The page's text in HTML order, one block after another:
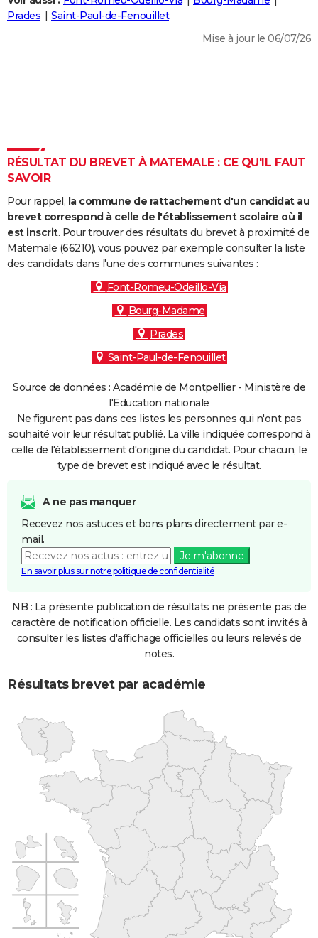
Destinations
City break
Voyage nature
Voyage de noces
Forum
Climat
+
PHOTO
Dictionnaire
Biographies
Citations
Expressions
Proverbes
PROGRAMME TV
S'inscrire
Se connecter
Lycées
Collèges
Primaires
Universités
Entreprises
Service militaire
Avis de recherche
AVIS DE DÉCÈS
FORUM
Prades
Saint-Paul-de-Fenouillet
Mise à jour le 06/07/26
RÉSULTAT DU BREVET À MATEMALE : CE QU'IL FAUT
SAVOIR
Pour rappel, la commune de rattachement d'un candidat au
brevet correspond à celle de l'établissement scolaire où il
est inscrit. Pour trouver des résultats du brevet à proximité de
Matemale (66210), vous pouvez par exemple consulter la liste
des candidats dans l'une des communes suivantes :
Font-Romeu-Odeillo-Via
Bourg-Madame
Prades
Saint-Paul-de-Fenouillet
Source de données : Académie de Montpellier - Ministère de
l'Education nationale
Ne figurent pas dans ces listes les personnes qui n'ont pas
souhaité voir leur résultat publié. La ville indiquée correspond à
celle de l'établissement d'origine du candidat. Pour chacun, le
type de brevet est indiqué avec le résultat.
A ne pas manquer
Recevez nos astuces et bons plans directement par e-
mail.
Je m'abonne
En savoir plus sur notre politique de confidentialité
NB : La présente publication de résultats ne présente pas de
caractère de notification officielle. Les candidats sont invités à
consulter les listes d'affichage officielles ou leurs relevés de
notes.
Résultats brevet par académie